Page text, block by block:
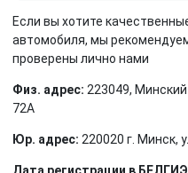
Если вы хотите
автомобиля, мы
проверены лично нами
Физ. адрес: 223049,
72А
Юр. адрес: 220020 г. Минск,